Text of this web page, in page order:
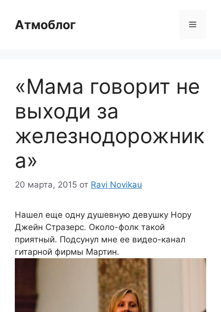
содержимому
Атмоблог Меню
«Мама говорит не
выходи за
железнодорожник
а»
20 марта, 2015 от Ravi Novikau
Нашел еще одну душевную девушку Нору
Джейн Стразерс. Около-фолк такой
приятный. Подсунул мне ее видео-канал
гитарной фирмы Мартин.